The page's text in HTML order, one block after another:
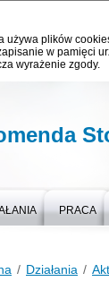
używa plików
w pamięci
wyrażenie zgody.
PRACA
Działania